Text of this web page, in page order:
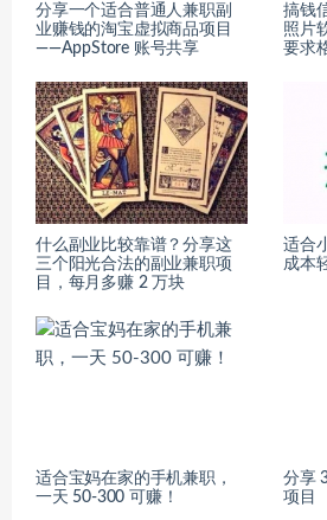
分享一个适合普通人兼职副
业赚钱的淘宝虚拟商品项目
——AppStore 账号共享
搞钱
照片
要求
什么副业比较靠谱？分享这
三个阳光合法的副业兼职项
目，每月多赚 2 万块
适合
成本
适合宝妈在家的手机兼职，
一天 50-300 可赚！
分享
项目